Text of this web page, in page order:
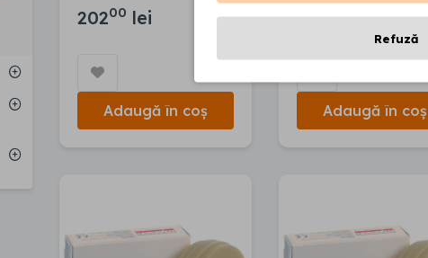
20200 lei
Adaugă în coș
202 lei
Adaugă în coș
Refuză